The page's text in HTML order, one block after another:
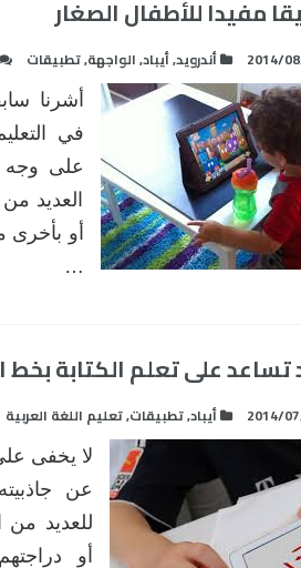
2014/ أندرويد,أيباد,الواجهة,تطبيقات
أشرنا
في
على وجه
العديد
أو بأخرى
…
تساعد على تعلم الكتابة بخط
2014/ أيباد,تطبيقات,تعليم اللغة العربية
لا يخفى
عن
للعديد من
أو